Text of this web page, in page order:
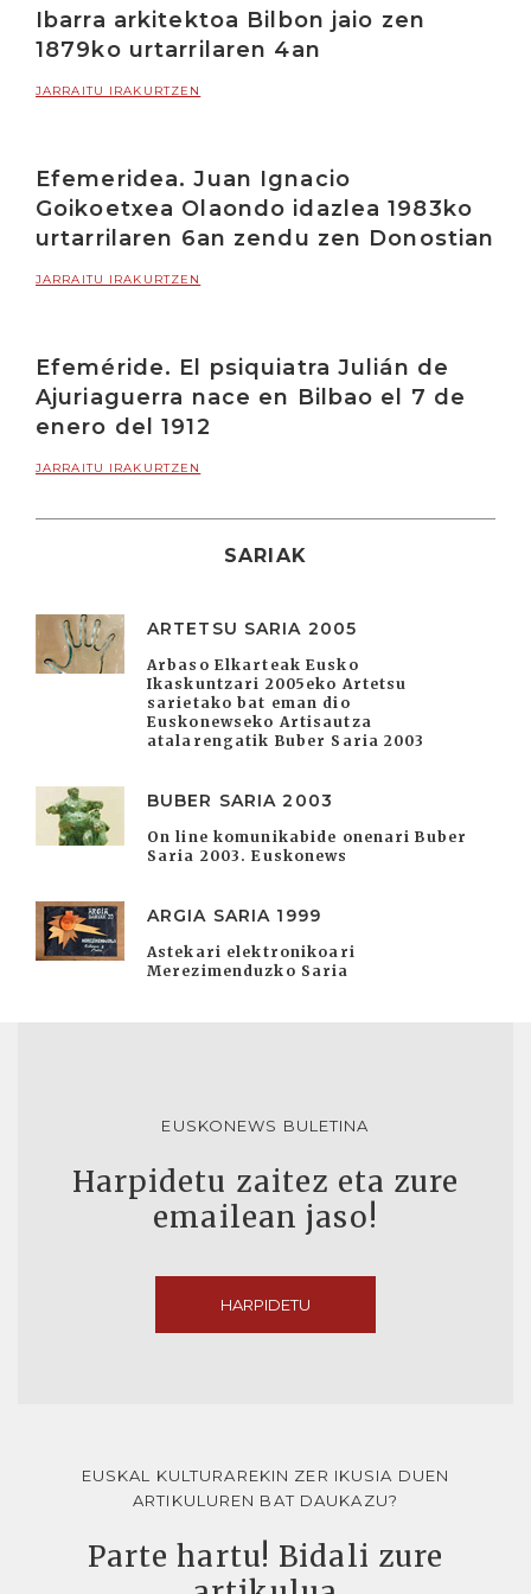
Ibarra arkitektoa Bilbon jaio zen
1879ko urtarrilaren 4an
JARRAITU IRAKURTZEN
Efemeridea. Juan Ignacio
Goikoetxea Olaondo idazlea 1983ko
urtarrilaren 6an zendu zen Donostian
JARRAITU IRAKURTZEN
Efeméride. El psiquiatra Julián de
Ajuriaguerra nace en Bilbao el 7 de
enero del 1912
JARRAITU IRAKURTZEN
SARIAK
ARTETSU SARIA 2005
Arbaso Elkarteak Eusko
Ikaskuntzari 2005eko Artetsu
sarietako bat eman dio
Euskonewseko Artisautza
atalarengatik Buber Saria 2003
BUBER SARIA 2003
On line komunikabide onenari Buber
Saria 2003. Euskonews
ARGIA SARIA 1999
Astekari elektronikoari
Merezimenduzko Saria
EUSKONEWS BULETINA
Harpidetu zaitez eta zure
emailean jaso!
HARPIDETU
EUSKAL KULTURAREKIN ZER IKUSIA DUEN
ARTIKULUREN BAT DAUKAZU?
Parte hartu! Bidali zure